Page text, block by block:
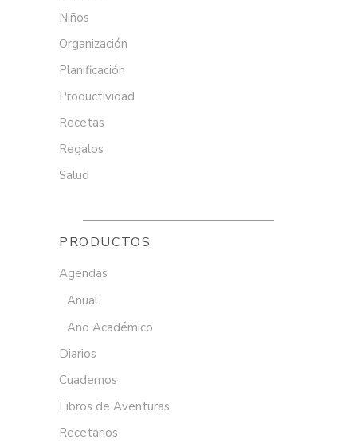
Niños
Organización
Planificación
Productividad
Recetas
Regalos
Salud
PRODUCTOS
Agendas
Anual
Año Académico
Diarios
Cuadernos
Libros de Aventuras
Recetarios